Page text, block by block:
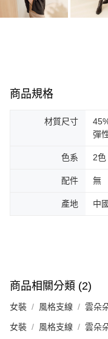
商品規格
材質尺寸
彈
色系 2色
配件 無
產地 中
商品相關分類 (2)
女裝 風格支線 雲朵
女裝 風格支線 雲朵